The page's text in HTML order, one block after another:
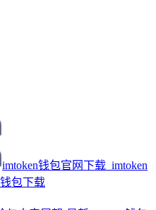
imtoken钱包官网下载_imtoken
包下载